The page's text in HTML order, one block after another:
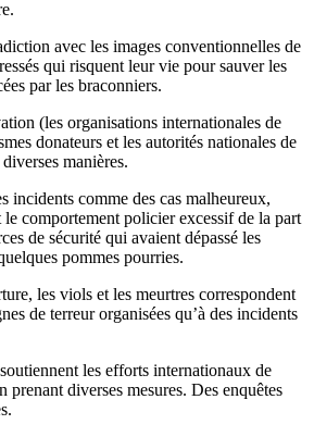
avec les images conventionnelles de
qui risquent leur vie pour sauver les
par les braconniers.
(les organisations internationales de
donateurs et les autorités nationales de
manières.
incidents comme des cas malheureux,
le comportement policier excessif de la part
de sécurité qui avaient dépassé les
pommes pourries.
les viols et les meurtres correspondent
de terreur organisées qu’à des incidents
les efforts internationaux de
prenant diverses mesures. Des enquêtes